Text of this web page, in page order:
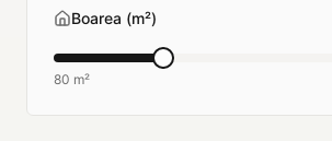
Boarea (m²)
80 m²